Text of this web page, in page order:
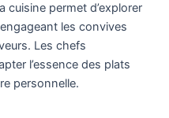
cuisine permet d’explorer
les convives
Les chefs
l’essence des plats
personnelle.